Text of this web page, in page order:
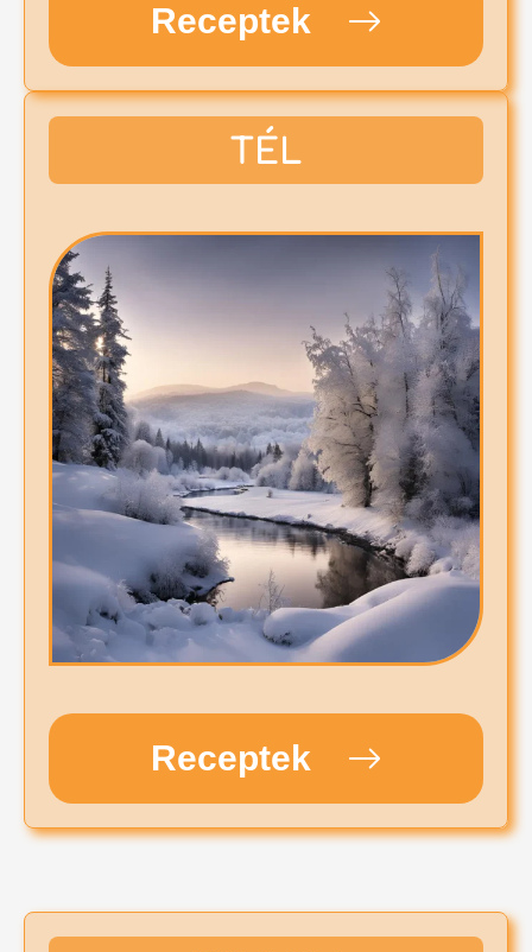
Receptek
TÉL
Receptek